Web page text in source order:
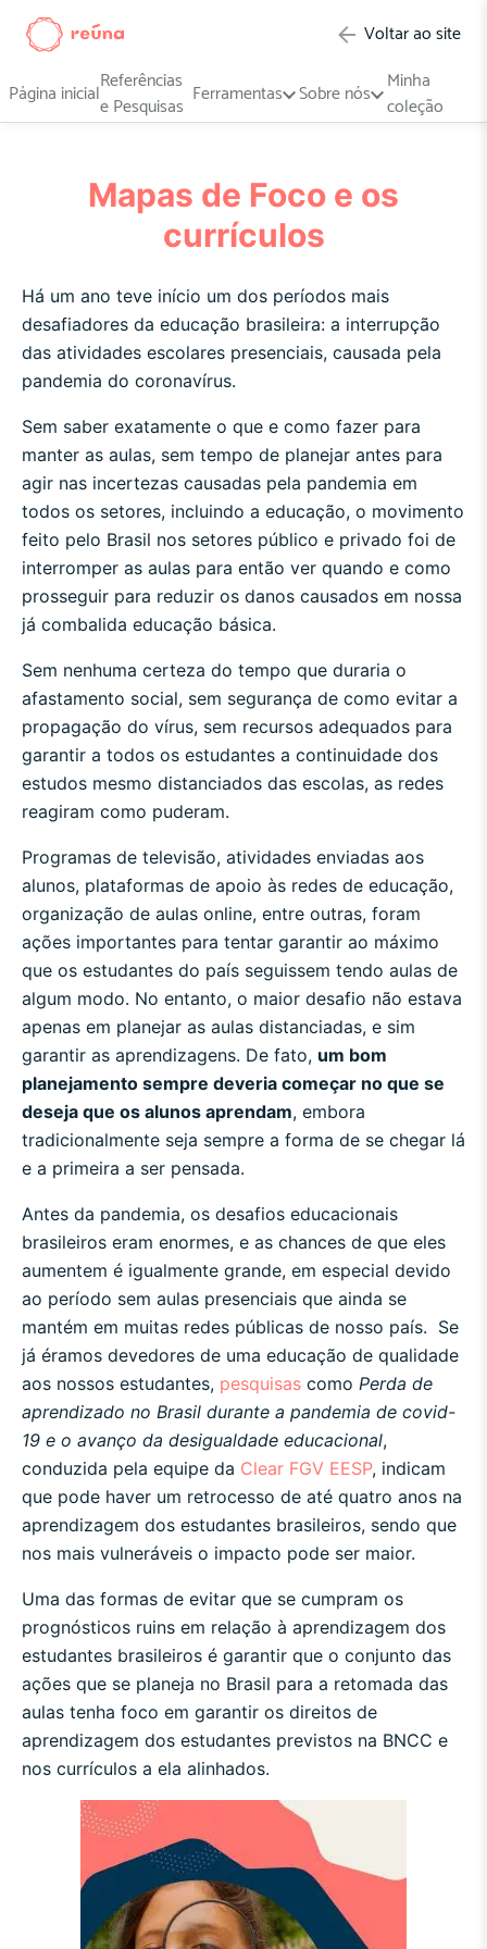
Voltar ao site
Página inicialReferências
e Pesquisas Ferramentas Sobre nós
Minha
coleção
Mapas de Foco e os
currículos
Há um ano teve início um dos períodos mais
desafiadores da educação brasileira: a interrupção
das atividades escolares presenciais, causada pela
pandemia do coronavírus.
Sem saber exatamente o que e como fazer para
manter as aulas, sem tempo de planejar antes para
agir nas incertezas causadas pela pandemia em
todos os setores, incluindo a educação, o movimento
feito pelo Brasil nos setores público e privado foi de
interromper as aulas para então ver quando e como
prosseguir para reduzir os danos causados em nossa
já combalida educação básica.
Sem nenhuma certeza do tempo que duraria o
afastamento social, sem segurança de como evitar a
propagação do vírus, sem recursos adequados para
garantir a todos os estudantes a continuidade dos
estudos mesmo distanciados das escolas, as redes
reagiram como puderam.
Programas de televisão, atividades enviadas aos
alunos, plataformas de apoio às redes de educação,
organização de aulas online, entre outras, foram
ações importantes para tentar garantir ao máximo
que os estudantes do país seguissem tendo aulas de
algum modo. No entanto, o maior desafio não estava
apenas em planejar as aulas distanciadas, e sim
garantir as aprendizagens. De fato, um bom
planejamento sempre deveria começar no que se
deseja que os alunos aprendam, embora
tradicionalmente seja sempre a forma de se chegar lá
e a primeira a ser pensada.
Antes da pandemia, os desafios educacionais
brasileiros eram enormes, e as chances de que eles
aumentem é igualmente grande, em especial devido
ao período sem aulas presenciais que ainda se
mantém em muitas redes públicas de nosso país. Se
já éramos devedores de uma educação de qualidade
aos nossos estudantes, pesquisas como Perda de
aprendizado no Brasil durante a pandemia de covid-
19 e o avanço da desigualdade educacional,
conduzida pela equipe da Clear FGV EESP, indicam
que pode haver um retrocesso de até quatro anos na
aprendizagem dos estudantes brasileiros, sendo que
nos mais vulneráveis o impacto pode ser maior.
Uma das formas de evitar que se cumpram os
prognósticos ruins em relação à aprendizagem dos
estudantes brasileiros é garantir que o conjunto das
ações que se planeja no Brasil para a retomada das
aulas tenha foco em garantir os direitos de
aprendizagem dos estudantes previstos na BNCC e
nos currículos a ela alinhados.